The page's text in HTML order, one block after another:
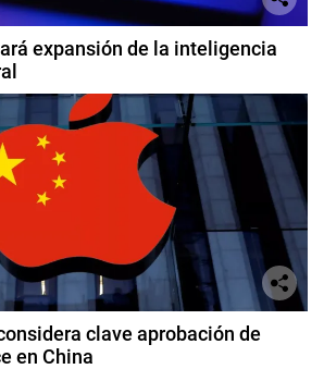
expansión de la inteligencia
clave aprobación de
en China